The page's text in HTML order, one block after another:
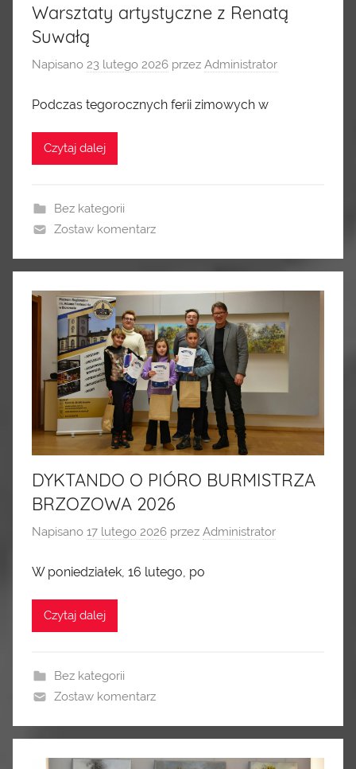
Warsztaty artystyczne z Renatą
Suwałą
Napisano 23 lutego 2026 przez Administrator
Podczas tegorocznych ferii zimowych w
Czytaj dalej
Bez kategorii
Zostaw komentarz
DYKTANDO O PIÓRO BURMISTRZA
BRZOZOWA 2026
Napisano 17 lutego 2026 przez Administrator
W poniedziałek, 16 lutego, po
Czytaj dalej
Bez kategorii
Zostaw komentarz